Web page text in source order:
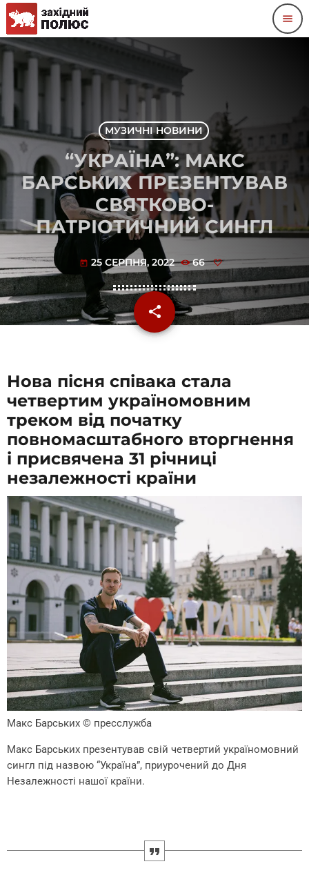
menu
МУЗИЧНІ НОВИНИ
“УКРАЇНА”: МАКС
БАРСЬКИХ ПРЕЗЕНТУВАВ
СВЯТКОВО-
ПАТРІОТИЧНИЙ СИНГЛ
today 25 СЕРПНЯ, 2022 66
share
email
Нова пісня співака стала
четвертим україномовним
треком від початку
повномасштабного вторгнення
і присвячена 31 річниці
незалежності країни
Макс Барських © пресслужба
Макс Барських презентував свій четвертий україномовний
сингл під назвою “Україна”, приурочений до Дня
Незалежності нашої країни.